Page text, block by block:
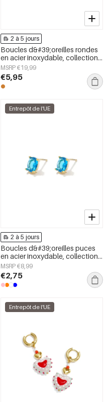
2 à 5 jours
Boucles d&#39;oreilles rondes
en acier inoxydable, collection
Daily Simple, bijoux pour
femmes
MSRP €19,99
€5,95
Entrepôt de l'UE
2 à 5 jours
Boucles d&#39;oreilles puces
en acier inoxydable, collection
Simple Daily Simple, bijoux pour
femmes
MSRP €8,99
€2,75
Entrepôt de l'UE